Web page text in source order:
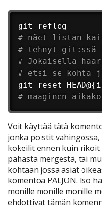
# näet listan
# tehnyt git:ssä
# Jokaisella
# etsi se kohta
# maaginen
Voit käyttää tätä
jonka poistit
kokeilit ennen kuin
pahasta mergestä, tai
kohtaan jossa asiat
komentoa PALJON. Iso
monille monille monille
ehdottivat tämän